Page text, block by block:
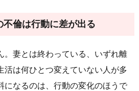
倫は行動に差が出る
。妻とは終わっている、いずれ離
活は何ひとつ変えていない人が多
になるのは、行動の変化のほうで